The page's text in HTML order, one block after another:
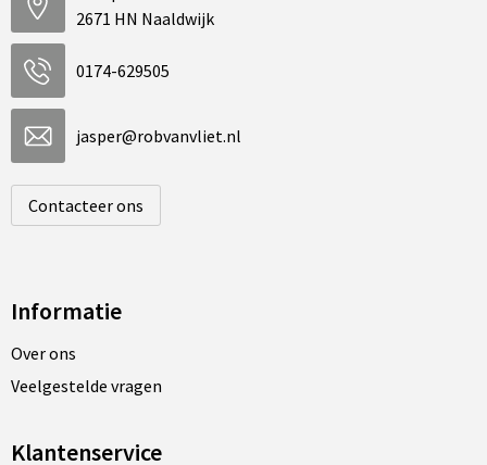
2671 HN Naaldwijk
0174-629505
jasper@robvanvliet.nl
Contacteer ons
Informatie
Over ons
Veelgestelde vragen
Klantenservice